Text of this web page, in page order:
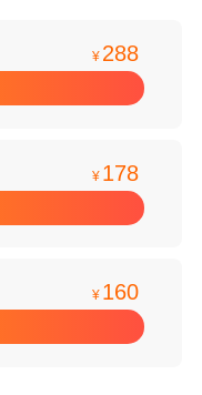
¥ 288
¥ 178
¥ 160